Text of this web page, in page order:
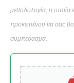
μεθοδολογία, η οποία
προκειμένου να σας
συμπέρασμα.